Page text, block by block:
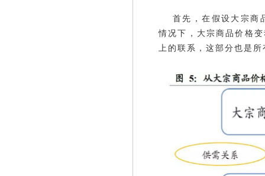
首先，在假设大宗商
情况下，大宗商品价格
上的联系，这部分也是